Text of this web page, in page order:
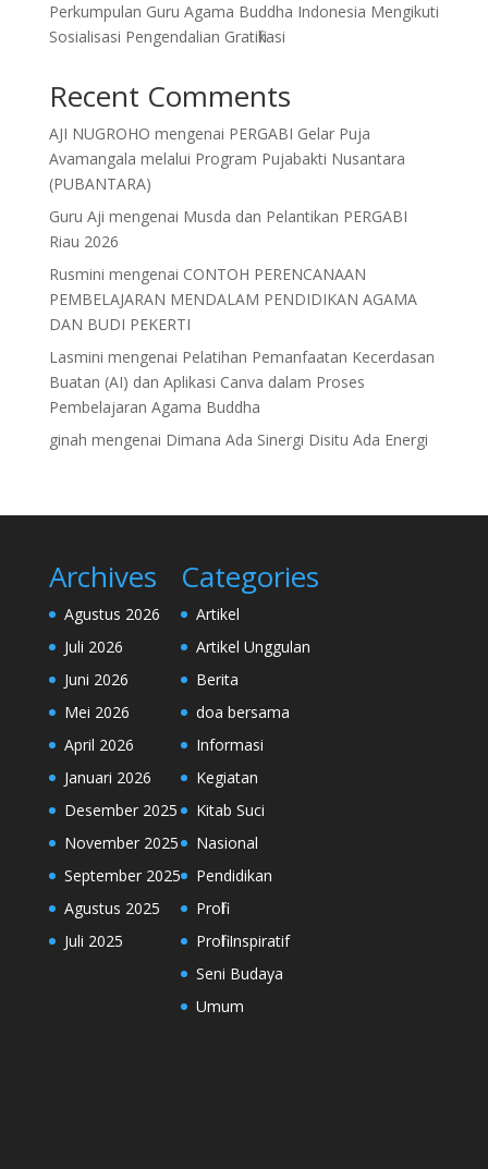
Perkumpulan Guru Agama Buddha Indonesia Mengikuti
Sosialisasi Pengendalian Gratifikasi
Recent Comments
AJI NUGROHO mengenai PERGABI Gelar Puja
Avamangala melalui Program Pujabakti Nusantara
(PUBANTARA)
Guru Aji mengenai Musda dan Pelantikan PERGABI
Riau 2026
Rusmini mengenai CONTOH PERENCANAAN
PEMBELAJARAN MENDALAM PENDIDIKAN AGAMA
DAN BUDI PEKERTI
Lasmini mengenai Pelatihan Pemanfaatan Kecerdasan
Buatan (AI) dan Aplikasi Canva dalam Proses
Pembelajaran Agama Buddha
ginah mengenai Dimana Ada Sinergi Disitu Ada Energi
Archives
Agustus 2026
Juli 2026
Juni 2026
Mei 2026
April 2026
Januari 2026
Desember 2025
November 2025
September 2025
Agustus 2025
Juli 2025
Categories
Artikel
Artikel Unggulan
Berita
doa bersama
Informasi
Kegiatan
Kitab Suci
Nasional
Pendidikan
Profil
Profil Inspiratif
Seni Budaya
Umum